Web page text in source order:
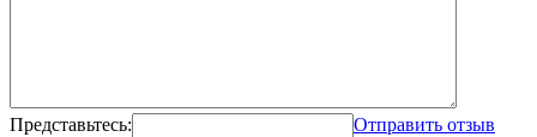
Представьтесь: Отправить отзыв